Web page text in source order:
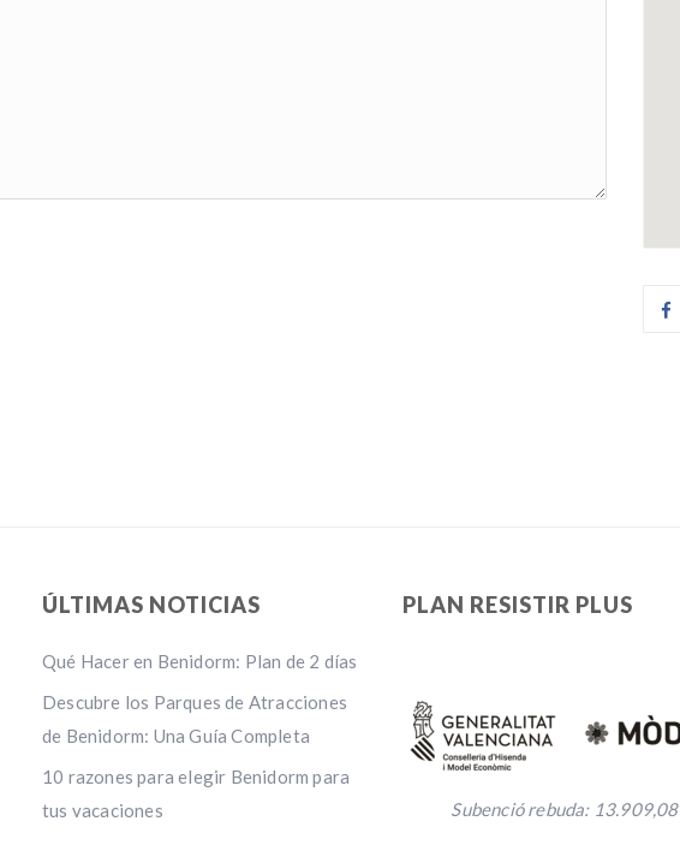
ÚLTIMAS NOTICIAS
Qué Hacer en Benidorm: Plan de 2 días
Descubre los Parques de Atracciones
de Benidorm: Una Guía Completa
10 razones para elegir Benidorm para
tus vacaciones
PLAN RESISTIR PLUS
Subenció rebuda: 13.909,08